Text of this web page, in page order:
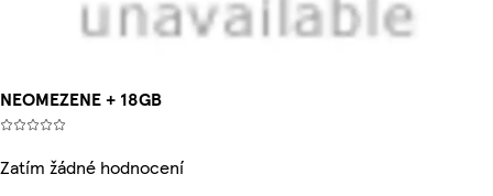
NEOMEZENE + 18GB
Zatím žádné hodnocení